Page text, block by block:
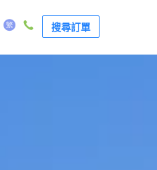
搜尋訂單